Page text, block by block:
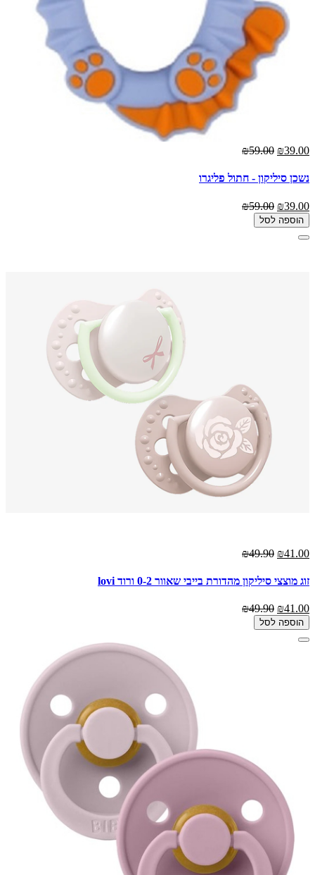
₪39.00
₪59.00
נשכן סיליקון - חתול פליגרו
₪39.00
₪59.00
הוספה לסל
₪41.00
₪49.90
זוג מוצצי סיליקון מהדורת בייבי שאוור 0-2 ורוד lovi
₪41.00
₪49.90
הוספה לסל